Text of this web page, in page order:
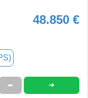
48.850 €
➦ ➜